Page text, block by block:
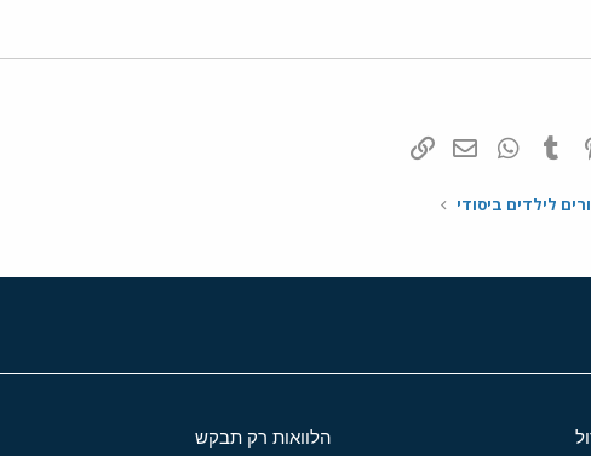
Pinterest
Tumblr
WhatsAppדואר אלקטרוני
לילדים ביסודי
הלוואות רק תבקש